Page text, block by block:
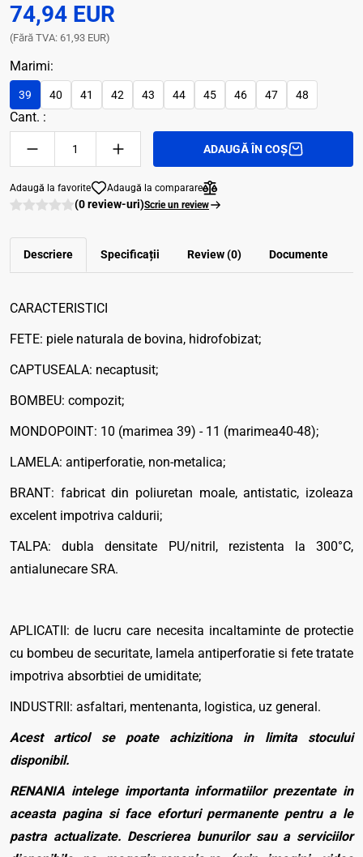
74,94 EUR
(Fără TVA: 61,93 EUR)
Marimi:
39 40 41 42 43 44 45 46 47 48
Cant. :
ADAUGĂ ÎN COȘ
Adaugă la favorite Adaugă la comparare
(0 review-uri)Scrie un review
Descriere Specificații Review (0) Documente
CARACTERISTICI
FETE: piele naturala de bovina, hidrofobizat;
CAPTUSEALA: necaptusit;
BOMBEU: compozit;
MONDOPOINT: 10 (marimea 39) - 11 (marimea40-48);
LAMELA: antiperforatie, non-metalica;
BRANT: fabricat din poliuretan moale, antistatic, izoleaza
excelent impotriva caldurii;
TALPA: dubla densitate PU/nitril, rezistenta la 300°C,
antialunecare SRA.
APLICATII: de lucru care necesita incaltaminte de protectie
cu bombeu de securitate, lamela antiperforatie si fete tratate
impotriva absorbtiei de umiditate;
INDUSTRII: asfaltari, mentenanta, logistica, uz general.
Acest articol se poate achizitiona in limita stocului
disponibil.
RENANIA intelege importanta informatiilor prezentate in
aceasta pagina si face eforturi permanente pentru a le
pastra actualizate. Descrierea bunurilor sau a serviciilor